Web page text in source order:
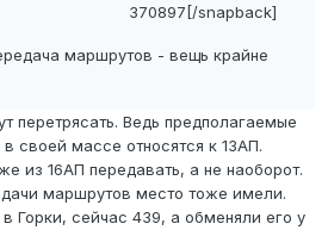
370897[/snapback]
маршрутов - вещь крайне
перетрясать. Ведь предполагаемые
своей массе относятся к 13АП.
из 16АП передавать, а не наоборот.
маршрутов место тоже имели.
Горки, сейчас 439, а обменяли его у